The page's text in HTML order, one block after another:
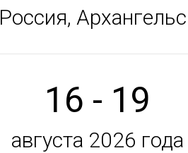
Россия,
16 - 19
августа 2026 года